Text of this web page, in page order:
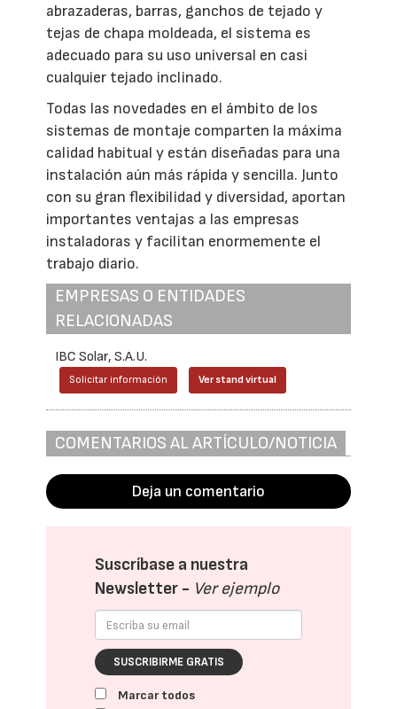
abrazaderas, barras, ganchos de tejado y
tejas de chapa moldeada, el sistema es
adecuado para su uso universal en casi
cualquier tejado inclinado.
Todas las novedades en el ámbito de los
sistemas de montaje comparten la máxima
calidad habitual y están diseñadas para una
instalación aún más rápida y sencilla. Junto
con su gran flexibilidad y diversidad, aportan
importantes ventajas a las empresas
instaladoras y facilitan enormemente el
trabajo diario.
EMPRESAS O ENTIDADES
RELACIONADAS
IBC Solar, S.A.U.
Solicitar información Ver stand virtual
COMENTARIOS AL ARTÍCULO/NOTICIA
Deja un comentario
Suscríbase a nuestra
Newsletter - Ver ejemplo
SUSCRIBIRME GRATIS
Marcar todos